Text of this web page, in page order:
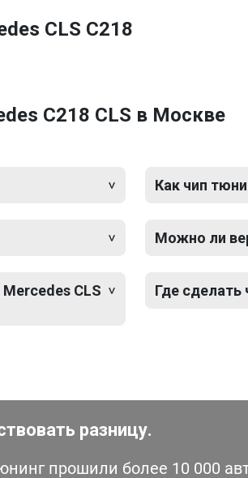
CLS C218
C218 CLS в Москве
CLS
Как чип
Можно ли
Где сделать
разницу.
прошили более 10 000